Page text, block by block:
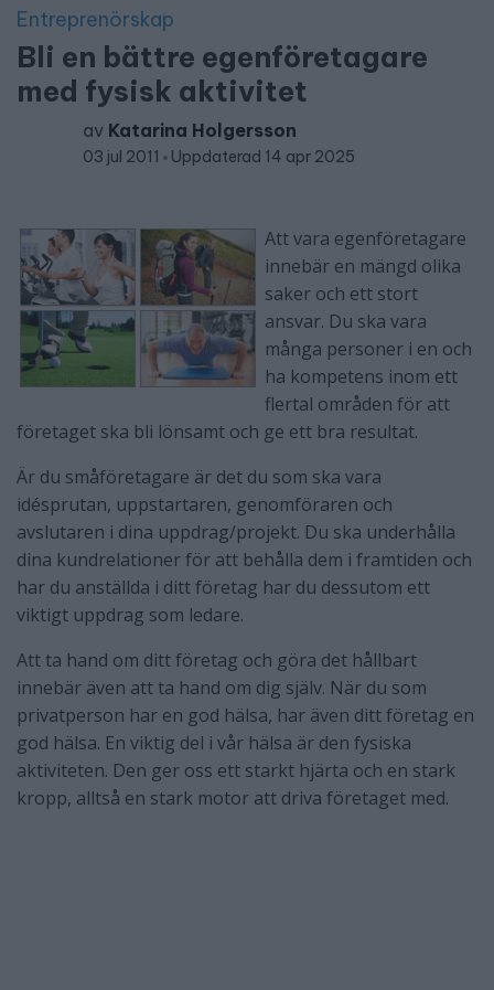
Entreprenörskap
Bli en bättre egenföretagare
med fysisk aktivitet
av Katarina Holgersson
03 jul 2011 Uppdaterad 14 apr 2025
Att vara egenföretagare
innebär en mängd olika
saker och ett stort
ansvar. Du ska vara
många personer i en och
ha kompetens inom ett
flertal områden för att
företaget ska bli lönsamt och ge ett bra resultat.
Är du småföretagare är det du som ska vara
idésprutan, uppstartaren, genomföraren och
avslutaren i dina uppdrag/projekt. Du ska underhålla
dina kundrelationer för att behålla dem i framtiden och
har du anställda i ditt företag har du dessutom ett
viktigt uppdrag som ledare.
Att ta hand om ditt företag och göra det hållbart
innebär även att ta hand om dig själv. När du som
privatperson har en god hälsa, har även ditt företag en
god hälsa. En viktig del i vår hälsa är den fysiska
aktiviteten. Den ger oss ett starkt hjärta och en stark
kropp, alltså en stark motor att driva företaget med.